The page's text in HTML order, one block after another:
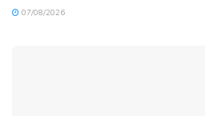
07/08/2026